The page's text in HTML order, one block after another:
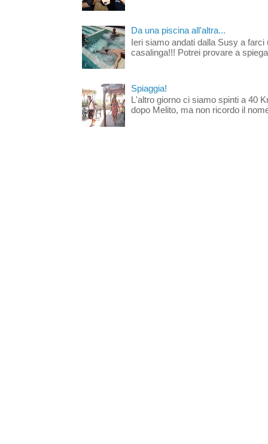
Da una piscina all'altra...
Ieri siamo andati dalla Susy a
casalinga!!! Potrei provare a
Spiaggia!
L'altro giorno ci siamo spinti a 40
dopo Melito, ma non ricordo il